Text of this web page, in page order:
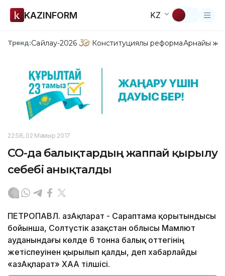
KAZINFORM KZ
Тренд:Сайлау-2026 Конституциялық реформаАрнайы
22:58, 02 Мамыр 2017
СҚО-да балықтардың жаппай қырылу
себебі анықталды
ПЕТРОПАВЛ. ҚазАқпарат - Сараптама қорытындысы
бойынша, Солтүстік Қазақстан облысы Мамлют
ауданындағы көлде 6 тонна балық оттегінің
жетіспеуінен қырылып қалды, деп хабарлайды
«ҚазАқпарат» ХАА тілшісі.